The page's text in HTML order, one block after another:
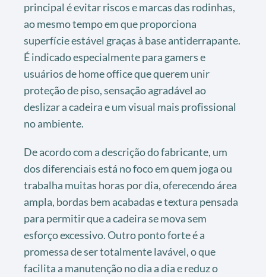
principal é evitar riscos e marcas das rodinhas,
ao mesmo tempo em que proporciona
superfície estável graças à base antiderrapante.
É indicado especialmente para gamers e
usuários de home office que querem unir
proteção de piso, sensação agradável ao
deslizar a cadeira e um visual mais profissional
no ambiente.
De acordo com a descrição do fabricante, um
dos diferenciais está no foco em quem joga ou
trabalha muitas horas por dia, oferecendo área
ampla, bordas bem acabadas e textura pensada
para permitir que a cadeira se mova sem
esforço excessivo. Outro ponto forte é a
promessa de ser totalmente lavável, o que
facilita a manutenção no dia a dia e reduz o